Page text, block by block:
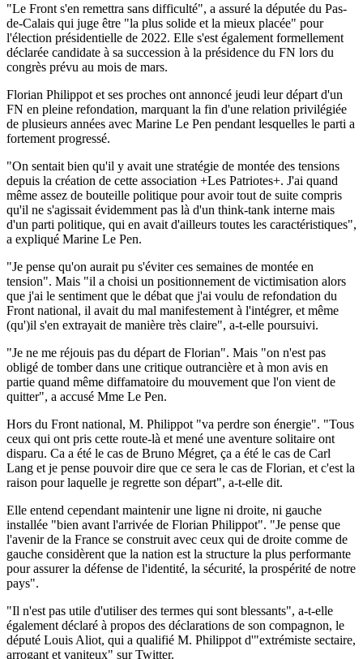
"Le Front s'en remettra sans difficulté", a assuré la députée du Pas-
de-Calais qui juge être "la plus solide et la mieux placée" pour
l'élection présidentielle de 2022. Elle s'est également formellement
déclarée candidate à sa succession à la présidence du FN lors du
congrès prévu au mois de mars.
Florian Philippot et ses proches ont annoncé jeudi leur départ d'un
FN en pleine refondation, marquant la fin d'une relation privilégiée
de plusieurs années avec Marine Le Pen pendant lesquelles le parti a
fortement progressé.
"On sentait bien qu'il y avait une stratégie de montée des tensions
depuis la création de cette association +Les Patriotes+. J'ai quand
même assez de bouteille politique pour avoir tout de suite compris
qu'il ne s'agissait évidemment pas là d'un think-tank interne mais
d'un parti politique, qui en avait d'ailleurs toutes les caractéristiques",
a expliqué Marine Le Pen.
"Je pense qu'on aurait pu s'éviter ces semaines de montée en
tension". Mais "il a choisi un positionnement de victimisation alors
que j'ai le sentiment que le débat que j'ai voulu de refondation du
Front national, il avait du mal manifestement à l'intégrer, et même
(qu')il s'en extrayait de manière très claire", a-t-elle poursuivi.
"Je ne me réjouis pas du départ de Florian". Mais "on n'est pas
obligé de tomber dans une critique outrancière et à mon avis en
partie quand même diffamatoire du mouvement que l'on vient de
quitter", a accusé Mme Le Pen.
Hors du Front national, M. Philippot "va perdre son énergie". "Tous
ceux qui ont pris cette route-là et mené une aventure solitaire ont
disparu. Ca a été le cas de Bruno Mégret, ça a été le cas de Carl
Lang et je pense pouvoir dire que ce sera le cas de Florian, et c'est la
raison pour laquelle je regrette son départ", a-t-elle dit.
Elle entend cependant maintenir une ligne ni droite, ni gauche
installée "bien avant l'arrivée de Florian Philippot". "Je pense que
l'avenir de la France se construit avec ceux qui de droite comme de
gauche considèrent que la nation est la structure la plus performante
pour assurer la défense de l'identité, la sécurité, la prospérité de notre
pays".
"Il n'est pas utile d'utiliser des termes qui sont blessants", a-t-elle
également déclaré à propos des déclarations de son compagnon, le
député Louis Aliot, qui a qualifié M. Philippot d'"extrémiste sectaire,
arrogant et vaniteux" sur Twitter.